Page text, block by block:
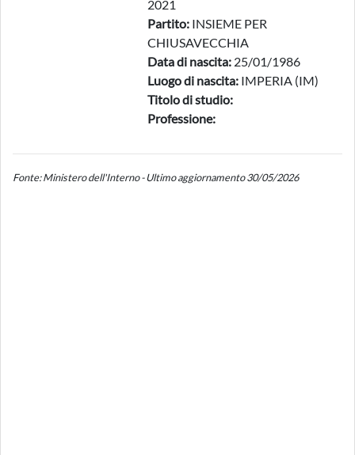
2021
Partito: INSIEME PER
CHIUSAVECCHIA
Data di nascita: 25/01/1986
Luogo di nascita: IMPERIA (IM)
Titolo di studio:
Professione:
Fonte: Ministero dell'Interno - Ultimo aggiornamento 30/05/2026